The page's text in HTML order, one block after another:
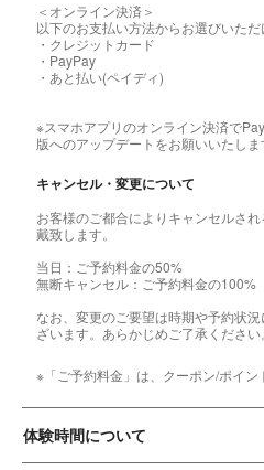
＜オンライン決済＞
以下のお支払い方法からお選びいただ
・クレジットカード
・PayPay
・あと払い(ペイディ)
※スマホアプリのオンライン決済で
版へのアップデートをお願いいたしま
キャンセル・変更について
お客様のご都合によりキャンセルさ
戴致します。
当日：ご予約料金の50%
無断キャンセル：ご予約料金の100%
なお、変更のご要望は時期や予約状
ざいます。あらかじめご了承ください。
※「ご予約料金」は、クーポン/ポイン
体験時間について